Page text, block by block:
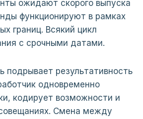
ожидают скорого выпуска
функционируют в рамках
границ. Всякий цикл
с срочными датами.
подрывает результативность
одновременно
кодирует возможности и
Смена между